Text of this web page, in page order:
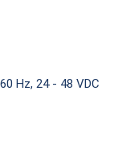
Hz, 24 - 48 VDC